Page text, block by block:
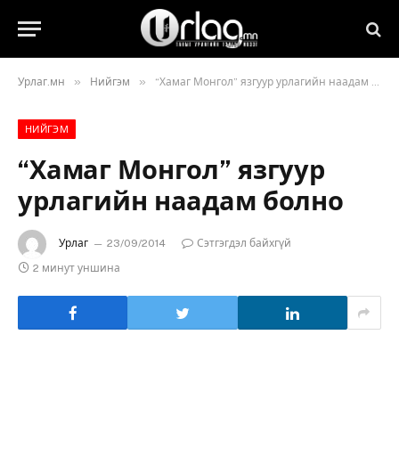
Урлаг.мн » Нийгэм » “Хамаг Монгол” язгуур урлагийн наадам болно
НИЙГЭМ
“Хамаг Монгол” язгуур
урлагийн наадам болно
Урлаг 23/09/2014
Сэтгэгдэл байхгүй
2 минут уншина